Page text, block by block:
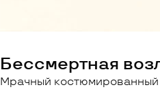
Бессмертная
Мрачный костюмированный